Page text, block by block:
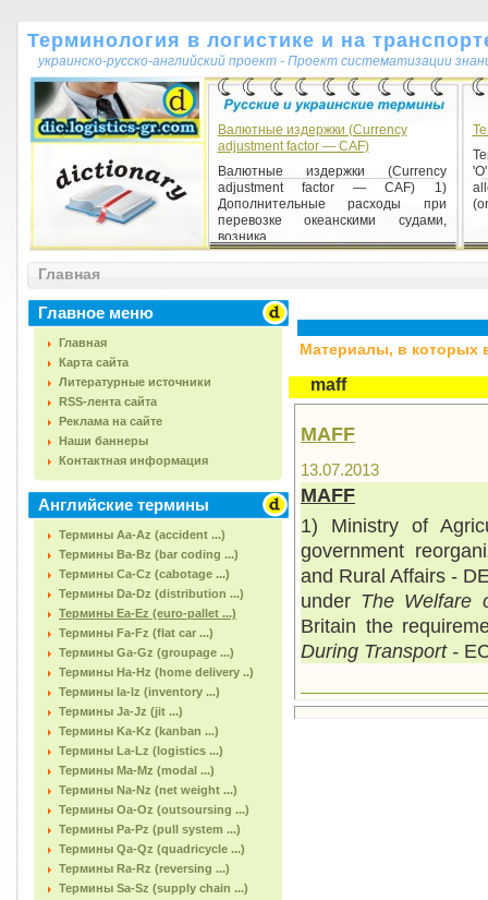
Терминология в логистике и на
украинско-русско-английский проект - Проект систематизации
Валютные издержки (Currency
adjustment factor — CAF)
Валютные издержки (Currency
adjustment factor — CAF) 1)
Дополнительные расходы при
перевозке океанскими судами,
возника...
Главная
Главное меню
Главная
Карта сайта
Литературные источники
RSS-лента сайта
Реклама на сайте
Наши баннеры
Контактная информация
Английские термины
Термины Aa-Az (accident ...)
Термины Ba-Bz (bar coding ...)
Термины Ca-Cz (cabotage ...)
Термины Da-Dz (distribution ...)
Термины Ea-Ez (euro-pallet ...)
Термины Fa-Fz (flat car ...)
Термины Ga-Gz (groupage ...)
Термины Ha-Hz (home delivery ..)
Термины Ia-Iz (inventory ...)
Термины Ja-Jz (jit ...)
Термины Ka-Kz (kanban ...)
Термины La-Lz (logistics ...)
Термины Ma-Mz (modal ...)
Термины Na-Nz (net weight ...)
Термины Oa-Oz (outsoursing ...)
Термины Pa-Pz (pull system ...)
Термины Qa-Qz (quadricycle ...)
Термины Ra-Rz (reversing ...)
Термины Sa-Sz (supply chain ...)
Материалы, в которых
maff
MAFF
13.07.2013
MAFF
1) Ministry of
government
and Rural Affairs -
under The Welfare
Britain the
During Transport -